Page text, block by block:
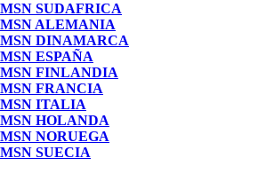
MSN SUDAFRICA
MSN ALEMANIA
MSN DINAMARCA
MSN ESPAÑA
MSN FINLANDIA
MSN FRANCIA
MSN ITALIA
MSN HOLANDA
MSN NORUEGA
MSN SUECIA